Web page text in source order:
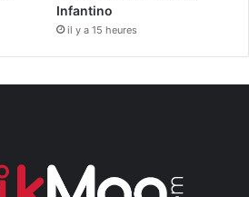
Infantino
il y a 15 heures